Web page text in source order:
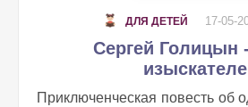
ДЛЯ ДЕТЕЙ 17-05-
Сергей Голицын
Приключенческая повесть об